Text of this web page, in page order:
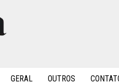
GERAL OUTROS